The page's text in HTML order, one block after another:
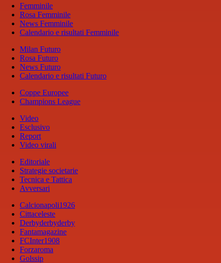
Femminile
Rosa Femminile
News Femminile
Calendario e risultati Femminile
Milan Futuro
Rosa Futuro
News Futuro
Calendario e risultati Futuro
Coppe Europee
Champions League
Video
Esclusivo
Report
Video virali
Editoriale
Strategie societarie
Tecnica e Tattica
Avversari
Calcionapoli1926
Cittaceleste
Derbyderbyderby
Fantamagazine
FCInter1908
Forzaroma
Golssip